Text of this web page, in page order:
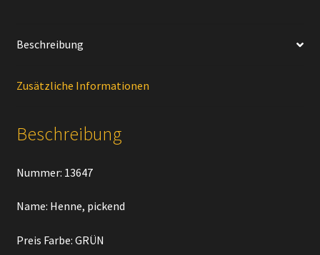
Beschreibung
Zusätzliche Informationen
Beschreibung
Nummer: 13647
Name: Henne, pickend
Preis Farbe: GRÜN